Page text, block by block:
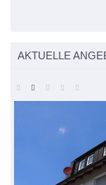
AKTUELLE